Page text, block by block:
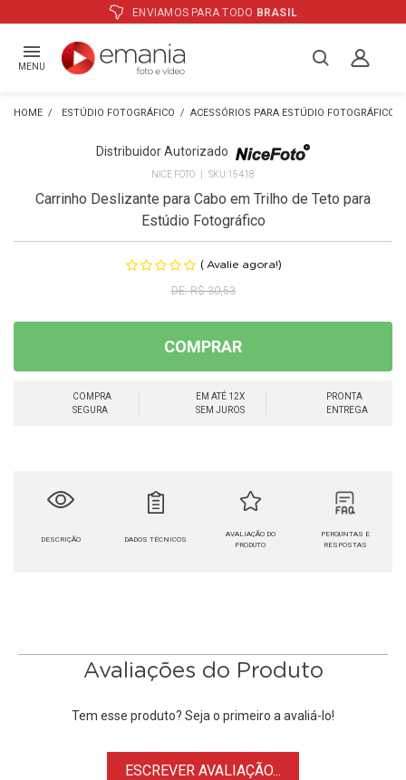
ENVIAMOS PARA TODOBRASIL
MENU
ESTÚDIO FOTOGRÁFICO ACESSÓRIOS PARA ESTÚDIO FOTOGRÁFICO
Distribuidor Autorizado
NICE FOTO 15418
Carrinho Deslizante para Cabo em Trilho de Teto para
Estúdio Fotográfico
( Avalie agora!)
R$ 30,53
COMPRAR
COMPRA
SEGURA
EM ATÉ 12X
SEM JUROS
PRONTA
ENTREGA
DESCRIÇÃO DADOS TÉCNICOS
AVALIAÇÃO DO
PRODUTO
PERGUNTAS E
RESPOSTAS
Avaliações do Produto
Tem esse produto? Seja o primeiro a avaliá-lo!
ESCREVER AVALIAÇÃO...